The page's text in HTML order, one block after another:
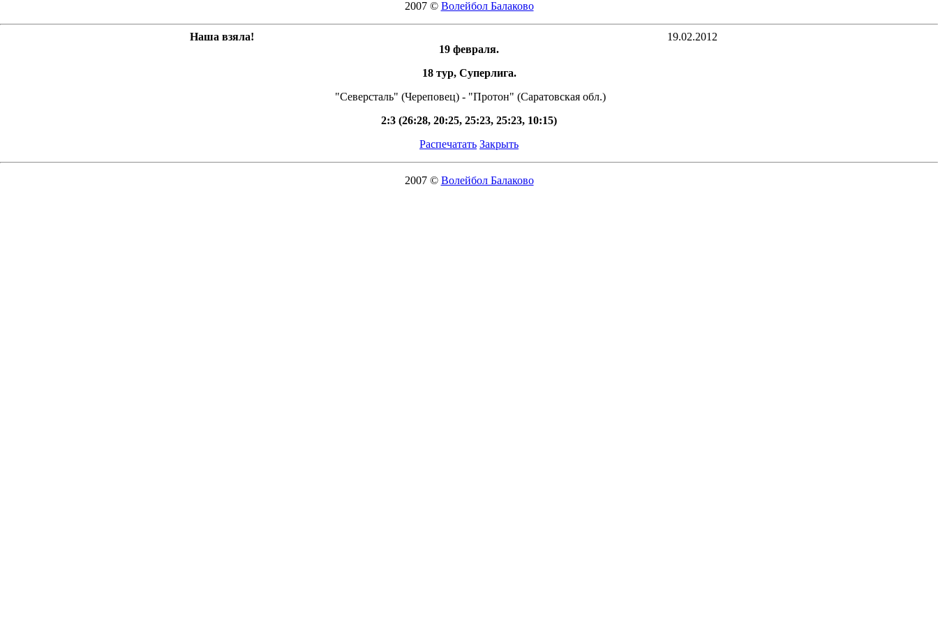
2007 © Волейбол Балаково
Наша взяла!
19.02.2012
19 февраля.
18 тур, Суперлига.
"Северсталь" (Череповец) - "Протон" (Саратовская обл.)
2:3 (26:28, 20:25, 25:23, 25:23, 10:15)
Распечатать Закрыть
2007 © Волейбол Балаково